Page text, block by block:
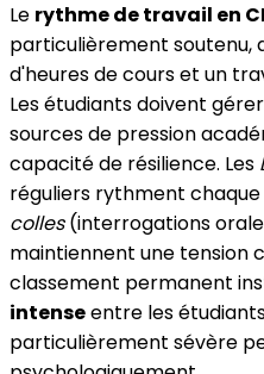
Le rythme de travail en
particulièrement soutenu,
d'heures de cours et un
Les étudiants doivent
sources de pression
capacité de résilience. Les
réguliers rythment chaque
colles(interrogations
maintiennent une tension
classement permanent
intenseentre les
particulièrement sévère